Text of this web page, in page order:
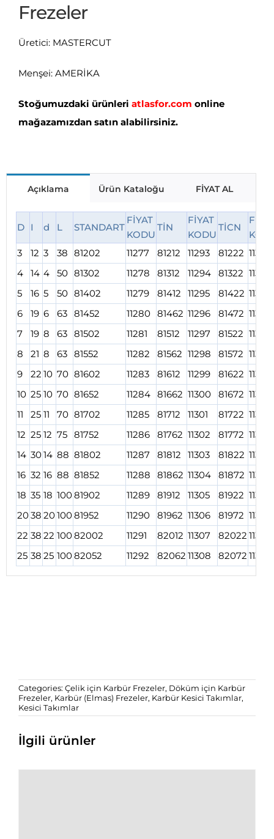
Frezeler
Üretici: MASTERCUT
Menşei: AMERİKA
Stoğumuzdaki ürünleri atlasfor.com online
mağazamızdan satın alabilirsiniz.
Açıklama Ürün Kataloğu FİYAT AL
D I d L STANDART
FİYAT
KODU
TİN
FİYAT
KODU
TİCN
3
12 3 38 81202 11277 81212 11293 81222 11309
4
14 4 50 81302 11278 81312 11294 81322 11310
5
16 5 50 81402 11279 81412 11295 81422 11311
6
19 6 63 81452 11280 81462 11296 81472 11312
7
19 8 63 81502 11281 81512 11297 81522 11313
8
21 8 63 81552 11282 81562 11298 81572 11314
9
22 10 70 81602 11283 81612 11299 81622 11315
10 25 10 70 81652 11284 81662 11300 81672 11316
11
25 11 70 81702 11285 81712 11301 81722 11317
12 25 12 75 81752 11286 81762 11302 81772 11318
14 3014 88 81802 11287 81812 11303 81822 11319
16 32 16 88 81852 11288 81862 11304 81872 11320
18 35 18 10081902 11289 81912 11305 81922 11321
2038 2010081952 11290 81962 11306 81972 11322
22 38 22 10082002 11291 82012 11307 82022 11323
25 38 25 10082052 11292 82062 11308 82072 11324
Categories: Çelik için Karbür Frezeler, Döküm için Karbür
Frezeler, Karbür (Elmas) Frezeler, Karbür Kesici Takımlar,
Kesici Takımlar
İlgili ürünler